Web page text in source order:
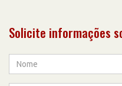
Solicite informações